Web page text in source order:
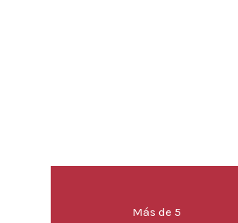
Más de 5